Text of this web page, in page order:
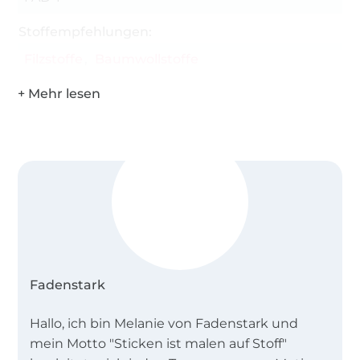
einem Stückchen Stoff.
Fadenstark
Hallo, ich bin Melanie von Fadenstark und
mein Motto "Sticken ist malen auf Stoff"